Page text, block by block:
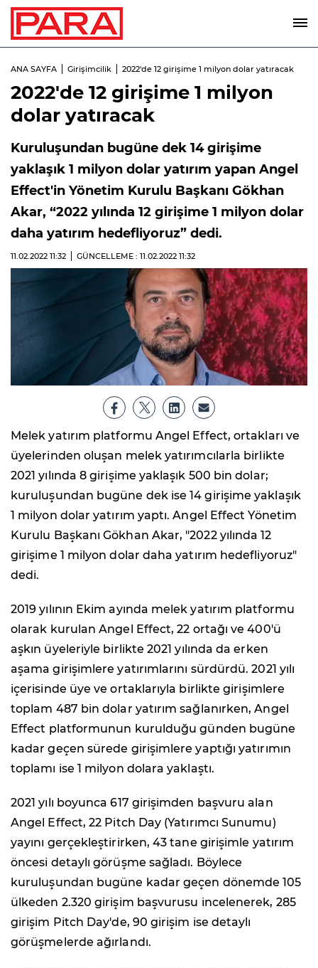
ANA SAYFA Girişimcilik 2022'de 12 girişime 1 milyon dolar yatıracak
2022'de 12 girişime 1 milyon
dolar yatıracak
Kuruluşundan bugüne dek 14 girişime
yaklaşık 1 milyon dolar yatırım yapan Angel
Effect'in Yönetim Kurulu Başkanı Gökhan
Akar, “2022 yılında 12 girişime 1 milyon dolar
daha yatırım hedefliyoruz” dedi.
11.02.2022 11:32 GÜNCELLEME : 11.02.2022 11:32
Melek yatırım platformu Angel Effect, ortakları ve
üyelerinden oluşan melek yatırımcılarla birlikte
2021 yılında 8 girişime yaklaşık 500 bin dolar;
kuruluşundan bugüne dek ise 14 girişime yaklaşık
1 milyon dolar yatırım yaptı. Angel Effect Yönetim
Kurulu Başkanı Gökhan Akar, "2022 yılında 12
girişime 1 milyon dolar daha yatırım hedefliyoruz"
dedi.
2019 yılının Ekim ayında melek yatırım platformu
olarak kurulan Angel Effect, 22 ortağı ve 400'ü
aşkın üyeleriyle birlikte 2021 yılında da erken
aşama girişimlere yatırımlarını sürdürdü. 2021 yılı
içerisinde üye ve ortaklarıyla birlikte girişimlere
toplam 487 bin dolar yatırım sağlanırken, Angel
Effect platformunun kurulduğu günden bugüne
kadar geçen sürede girişimlere yaptığı yatırımın
toplamı ise 1 milyon dolara yaklaştı.
2021 yılı boyunca 617 girişimden başvuru alan
Angel Effect, 22 Pitch Day (Yatırımcı Sunumu)
yayını gerçekleştirirken, 43 tane girişimle yatırım
öncesi detaylı görüşme sağladı. Böylece
kuruluşundan bugüne kadar geçen dönemde 105
ülkeden 2.320 girişim başvurusu incelenerek, 285
girişim Pitch Day'de, 90 girişim ise detaylı
görüşmelerde ağırlandı.